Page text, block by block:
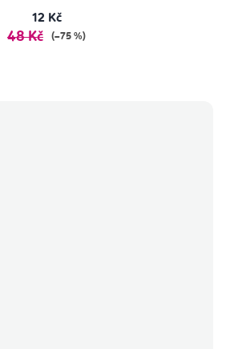
12 Kč
48 Kč (–75 %)